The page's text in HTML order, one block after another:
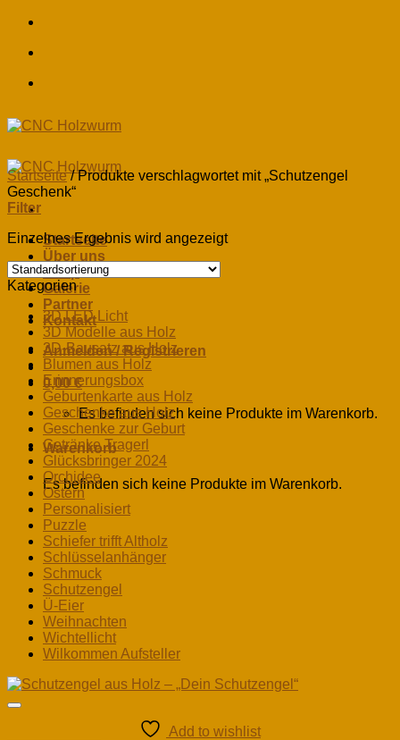
Skip
content
Startseite
Über uns
Shop
Galerie
Partner
Kontakt
Anmelden / Registrieren
0,00€
Es befinden sich keine Produkte im Warenkorb.
Warenkorb
Es befinden sich keine Produkte im Warenkorb.
Startseite /Produkte verschlagwortet mit „Schutzengel
Geschenk“
Filter
Einzelnes Ergebnis wird angezeigt
Kategorien
3D LED Licht
3D Modelle aus Holz
3D-Bausatz aus Holz
Blumen aus Holz
Erinnerungsbox
Geburtenkarte aus Holz
Geschenke aus Holz
Geschenke zur Geburt
Getränke Tragerl
Glücksbringer 2024
Orchidee
Ostern
Personalisiert
Puzzle
Schiefer trifft Altholz
Schlüsselanhänger
Schmuck
Schutzengel
Ü-Eier
Weihnachten
Wichtellicht
Wilkommen Aufsteller
Add to wishlist